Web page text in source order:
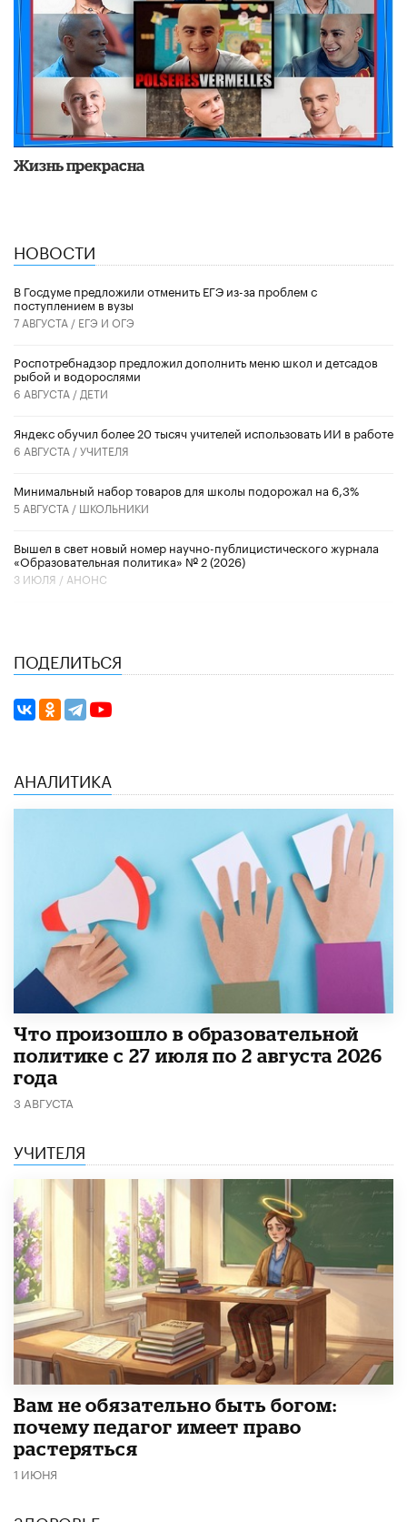
Жизнь прекрасна
НОВОСТИ
В Госдуме предложили отменить ЕГЭ из-за проблем с
поступлением в вузы
7 АВГУСТА / ЕГЭ И ОГЭ
Роспотребнадзор предложил дополнить меню школ и детсадов
рыбой и водорослями
6 АВГУСТА / ДЕТИ
​Яндекс обучил более 20 тысяч учителей использовать ИИ в работе
6 АВГУСТА /УЧИТЕЛЯ
Минимальный набор товаров для школы подорожал на 6,3%
5 АВГУСТА / ШКОЛЬНИКИ
Вышел в свет новый номер научно-публицистического журнала
«Образовательная политика» № 2 (2026)
3 ИЮЛЯ / АНОНС
ПОДЕЛИТЬСЯ
АНАЛИТИКА
​Что произошло в образовательной
политике с 27 июля по 2 августа 2026
года
3 АВГУСТА
УЧИТЕЛЯ
​Вам не обязательно быть богом:
почему педагог имеет право
растеряться
1 ИЮНЯ